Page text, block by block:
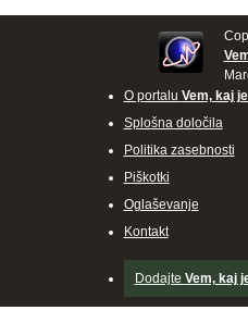
O portalu Vem, kaj
Splošna določila
Politika zasebnosti
Piškotki
Oglaševanje
Kontakt
Dodajte Vem, kaj